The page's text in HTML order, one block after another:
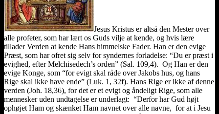
Jesus Kristus er altså den Mester over
alle profeter, som har lært os Guds vilje at kende, og hvis lære
tillader Verden at kende Hans himmelske Fader. Han er den evige
Præst, som har ofret sig selv for syndernes forladelse: “Du er præst i
evighed, efter Melchisedech’s orden” (Sal. 109,4). Og Han er den
evige Konge, som “for evigt skal råde over Jakobs hus, og hans
Rige skal ikke have ende” (Luk. 1, 32f). Hans Rige er ikke af denne
verden (Joh. 18,36), for det er et evigt og åndeligt Rige, som alle
mennesker uden undtagelse er underlagt: “Derfor har Gud højt
ophøjet Ham og skænket Ham navnet over alle navne, for at i Jesu